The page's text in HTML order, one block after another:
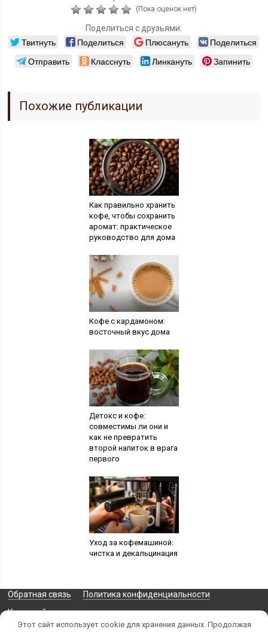
(Пока оценок нет)
Поделиться с друзьями:
Твитнуть Поделиться Плюсануть
Поделиться
Отправить
Класснуть Линкануть Запинить
Похожие публикации
Как правильно хранить
кофе, чтобы сохранить
аромат: практическое
руководство для дома
Кофе с кардамоном:
восточный вкус дома
Детокс и кофе:
совместимы ли они и
как не превратить
второй напиток в врага
первого
Уход за кофемашиной:
чистка и декальцинация
Обратная связь
Политика конфиденциальности
Карта сайта
Этот сайт использует cookie для хранения данных. Продолжая